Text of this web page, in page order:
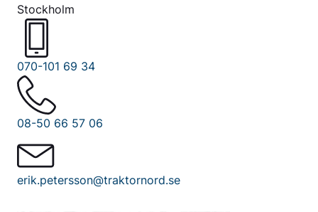
Stockholm
070-101 69 34
08-50 66 57 06
erik.petersson@traktornord.se